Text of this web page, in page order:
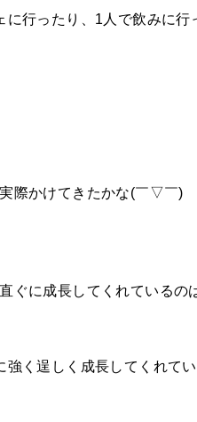
行ったり、1人で飲みに行
際かけてきたかな(￣▽￣)
ぐに成長してくれているの
く逞しく成長してくれて